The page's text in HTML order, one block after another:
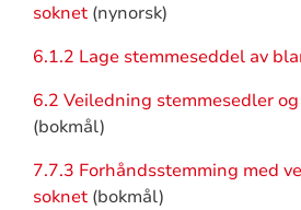
soknet(nynorsk)
6.1.2 Lage stemmeseddel av
6.2 Veiledning stemmesedler
(bokmål)
7.7.3 Forhåndsstemming med
soknet(bokmål)